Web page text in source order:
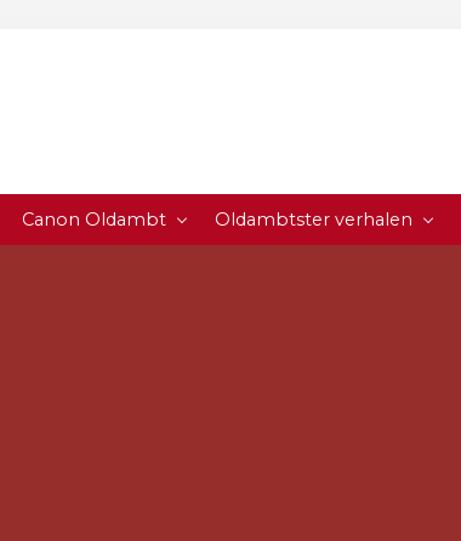
Canon Oldambt Oldambtster verhalen